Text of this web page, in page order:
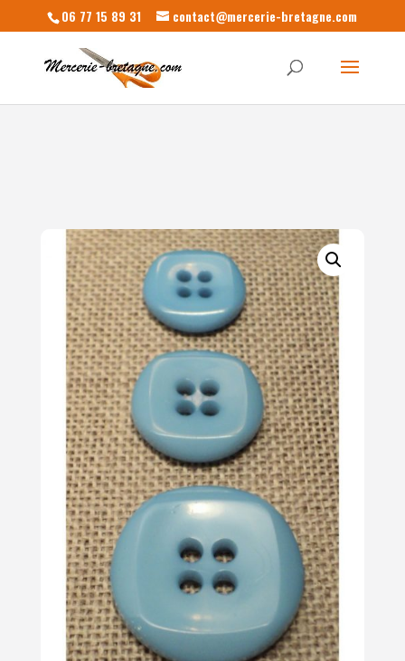
06 77 15 89 31 contact@mercerie-bretagne.com